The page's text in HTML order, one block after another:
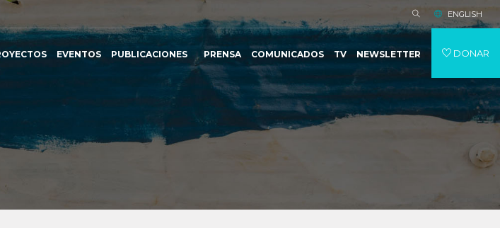
ENGLISH
EVENTOS PUBLICACIONES PRENSA COMUNICADOS TV NEWSLETTER DONAR